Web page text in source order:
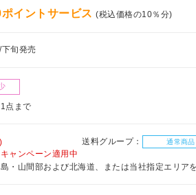
ポイントサービス(税込価格の10％分)
旬発売
点まで
送料グループ： 通常商品
ャンペーン適用中
・山間部および北海道、または当社指定エリア